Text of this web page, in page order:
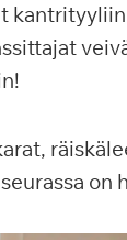
on